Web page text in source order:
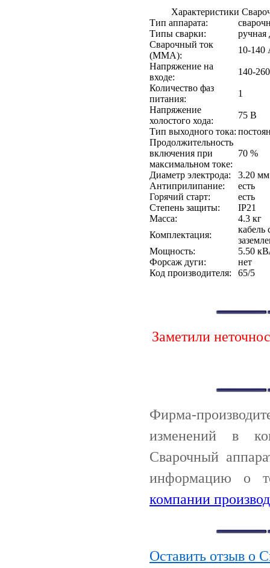
Характеристики
Тип аппарата:
Типы сварки:
ручная
Сварочный ток
(MMA):
10-140
Напряжение на
входе:
140-
Количество фаз
питания:
1
Напряжение
холостого хода:
75 В
Тип выходного тока:
Продолжительность
включения при
максимальном токе:
70 %
Диаметр электрода:
3.20 мм
Антиприлипание:
есть
Горячий старт:
есть
Степень защиты:
IP21
Масса:
4.3 кг
Комплектация:
кабель
Мощность:
5.50
Форсаж дуги:
нет
Код производителя:
65/5
Заметили
Фирма-
изменений в
Сварочный
информацию о
компании
Оставить отзыв о